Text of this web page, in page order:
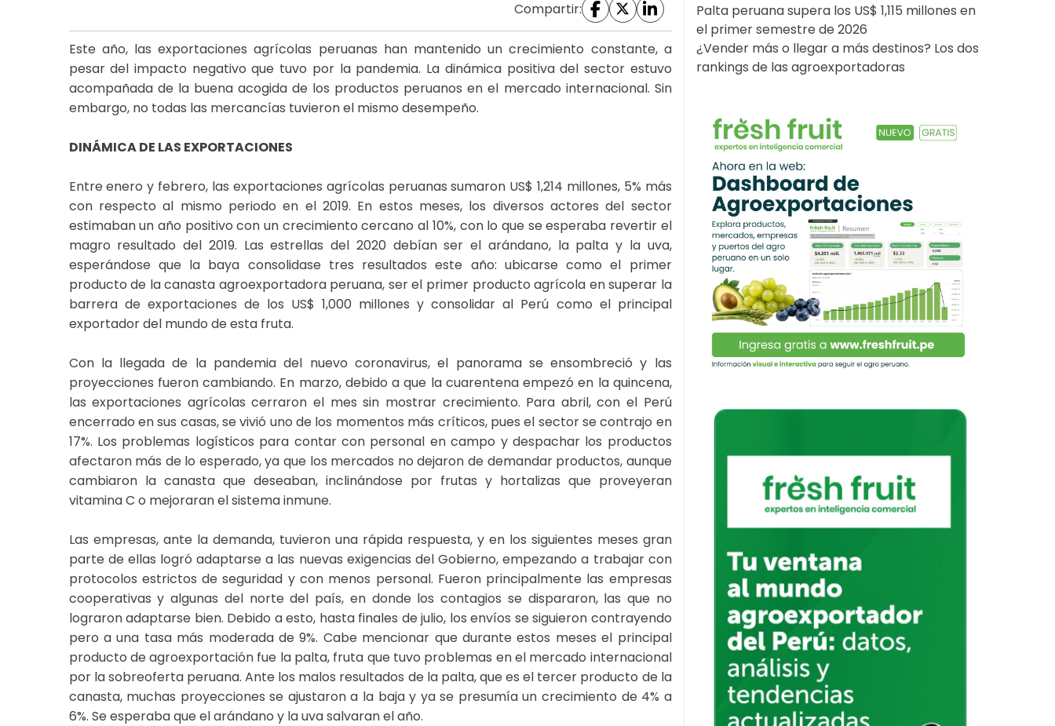
Compartir:
Este año, las exportaciones agrícolas peruanas han mantenido un crecimiento constante, a
pesar del impacto negativo que tuvo por la pandemia. La dinámica positiva del sector estuvo
acompañada de la buena acogida de los productos peruanos en el mercado internacional. Sin
embargo, no todas las mercancías tuvieron el mismo desempeño.
DINÁMICA DE LAS EXPORTACIONES
Entre enero y febrero, las exportaciones agrícolas peruanas sumaron US$ 1,214 millones, 5% más
con respecto al mismo periodo en el 2019. En estos meses, los diversos actores del sector
estimaban un año positivo con un crecimiento cercano al 10%, con lo que se esperaba revertir el
magro resultado del 2019. Las estrellas del 2020 debían ser el arándano, la palta y la uva,
esperándose que la baya consolidase tres resultados este año: ubicarse como el primer
producto de la canasta agroexportadora peruana, ser el primer producto agrícola en superar la
barrera de exportaciones de los US$ 1,000 millones y consolidar al Perú como el principal
exportador del mundo de esta fruta.
Con la llegada de la pandemia del nuevo coronavirus, el panorama se ensombreció y las
proyecciones fueron cambiando. En marzo, debido a que la cuarentena empezó en la quincena,
las exportaciones agrícolas cerraron el mes sin mostrar crecimiento. Para abril, con el Perú
encerrado en sus casas, se vivió uno de los momentos más críticos, pues el sector se contrajo en
17%. Los problemas logísticos para contar con personal en campo y despachar los productos
afectaron más de lo esperado, ya que los mercados no dejaron de demandar productos, aunque
cambiaron la canasta que deseaban, inclinándose por frutas y hortalizas que proveyeran
vitamina C o mejoraran el sistema inmune.
Las empresas, ante la demanda, tuvieron una rápida respuesta, y en los siguientes meses gran
parte de ellas logró adaptarse a las nuevas exigencias del Gobierno, empezando a trabajar con
protocolos estrictos de seguridad y con menos personal. Fueron principalmente las empresas
cooperativas y algunas del norte del país, en donde los contagios se dispararon, las que no
lograron adaptarse bien. Debido a esto, hasta finales de julio, los envíos se siguieron contrayendo
pero a una tasa más moderada de 9%. Cabe mencionar que durante estos meses el principal
producto de agroexportación fue la palta, fruta que tuvo problemas en el mercado internacional
por la sobreoferta peruana. Ante los malos resultados de la palta, que es el tercer producto de la
canasta, muchas proyecciones se ajustaron a la baja y ya se presumía un crecimiento de 4% a
6%. Se esperaba que el arándano y la uva salvaran el año.
Palta peruana supera los US$ 1,115 millones en
el primer semestre de 2026
¿Vender más o llegar a más destinos? Los dos
rankings de las agroexportadoras